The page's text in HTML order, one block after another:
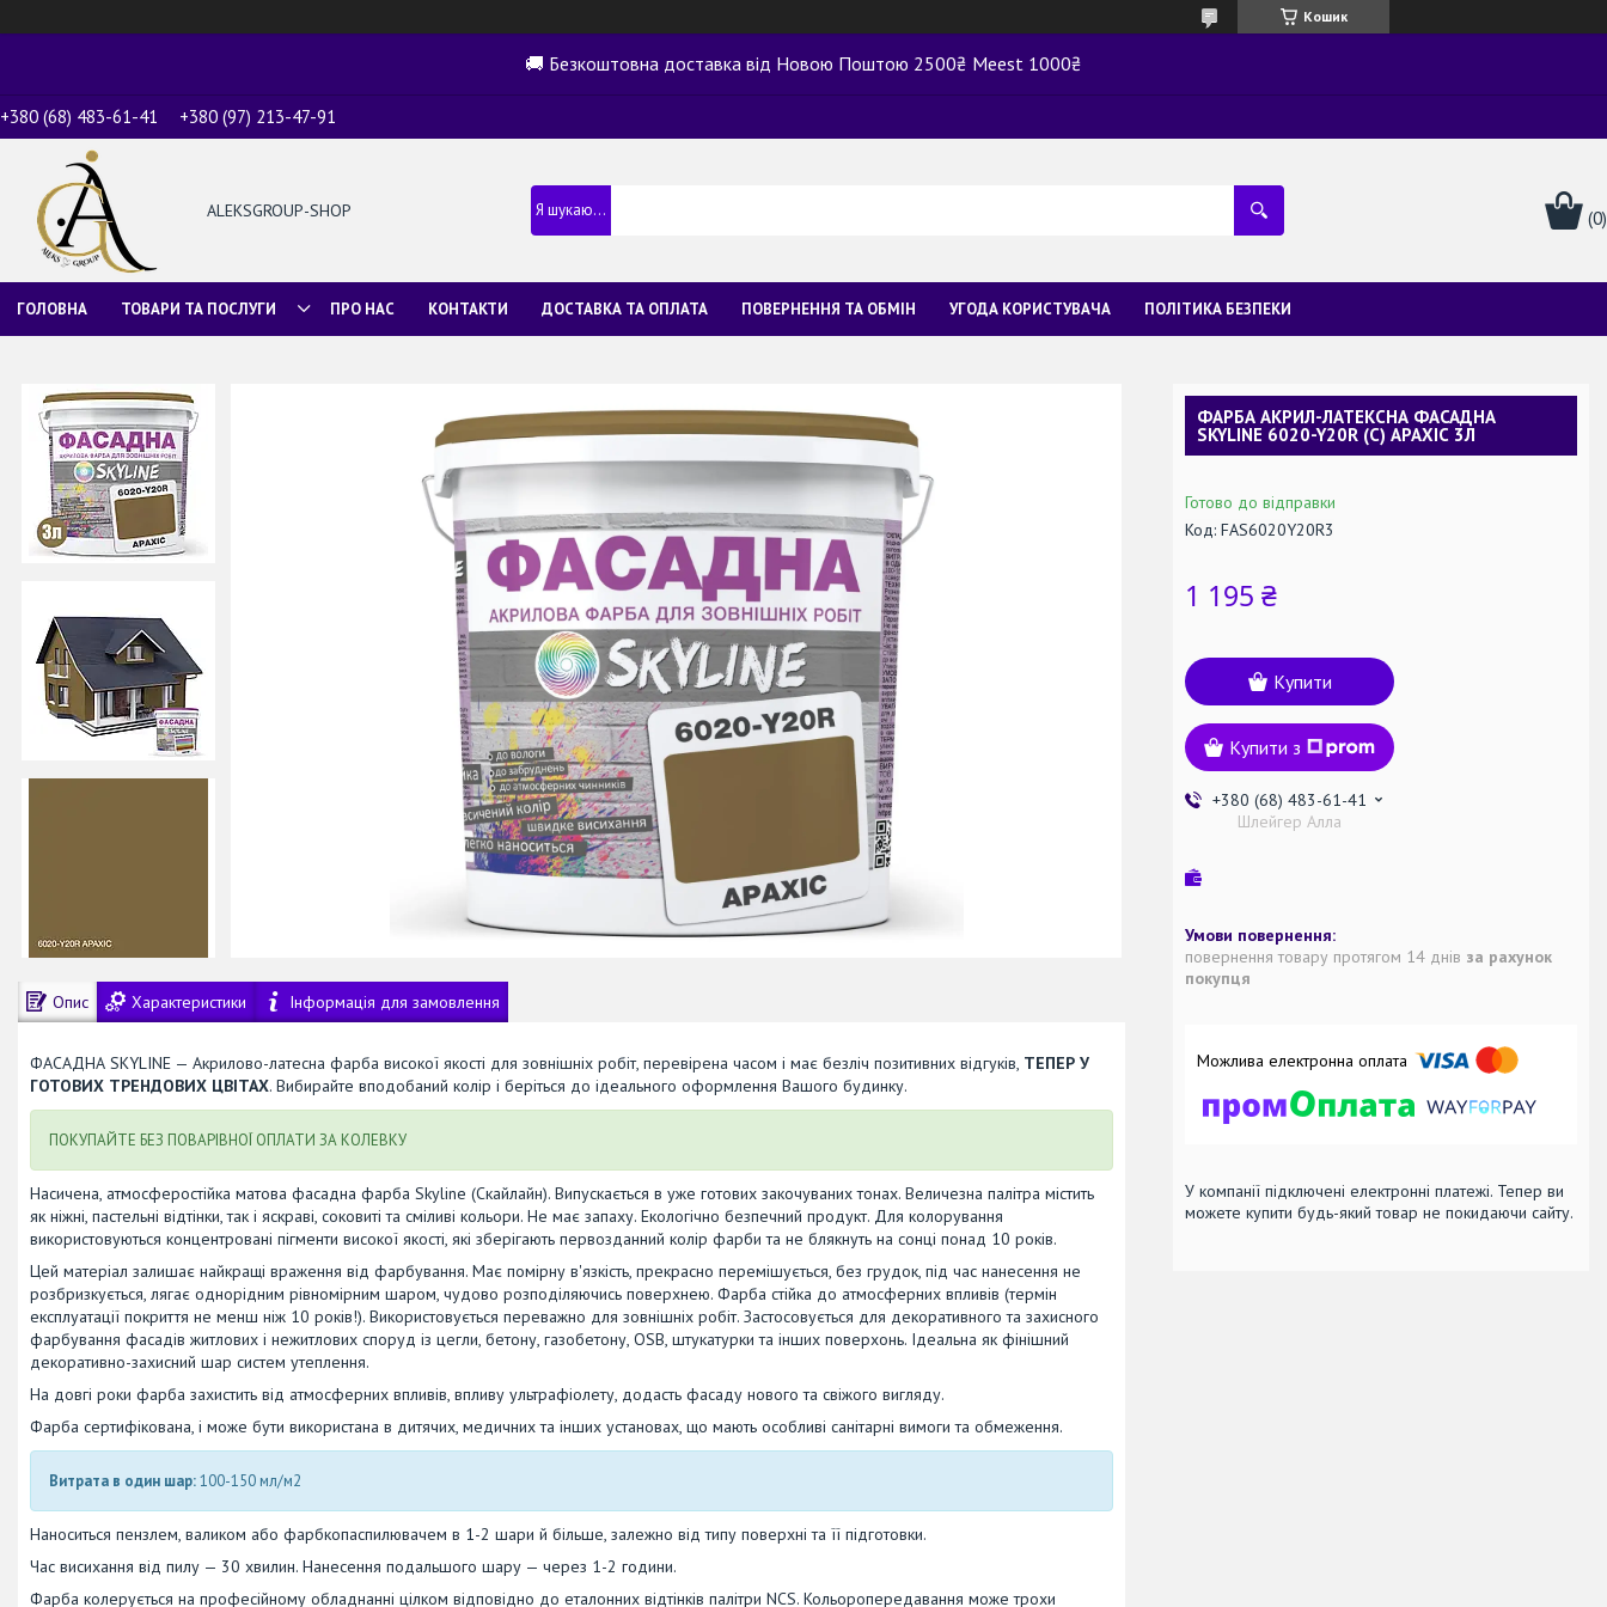
Кошик
🚚 Безкоштовна доставка від Новою Поштою 2500₴ Meest 1000₴
+380 (68) 483-61-41 +380 (97) 213-47-91
ALEKSGROUP-SHOP
ГОЛОВНА ТОВАРИ ТА ПОСЛУГИ ПРО НАС КОНТАКТИ ДОСТАВКА ТА ОПЛАТА ПОВЕРНЕННЯ ТА ОБМІН УГОДА КОРИСТУВАЧА ПОЛІТИКА БЕЗПЕКИ
Опис Характеристики Інформація для замовлення
ФАСАДНА SKYLINE — Акрилово-латесна фарба високої якості для зовнішніх робіт, перевірена часом і має безліч позитивних відгуків, ТЕПЕР У
ГОТОВИХ ТРЕНДОВИХ ЦВІТАХ. Вибирайте вподобаний колір і беріться до ідеального оформлення Вашого будинку.
ПОКУПАЙТЕ БЕЗ ПОВАРІВНОЇ ОПЛАТИ ЗА КОЛЕВКУ
Насичена, атмосферостійка матова фасадна фарба Skyline (Скайлайн). Випускається в уже готових закочуваних тонах. Величезна палітра містить
як ніжні, пастельні відтінки, так і яскраві, соковиті та сміливі кольори. Не має запаху. Екологічно безпечний продукт. Для колорування
використовуються концентровані пігменти високої якості, які зберігають первозданний колір фарби та не блякнуть на сонці понад 10 років.
Цей матеріал залишає найкращі враження від фарбування. Має помірну в'язкість, прекрасно перемішується, без грудок, під час нанесення не
розбризкується, лягає однорідним рівномірним шаром, чудово розподіляючись поверхнею. Фарба стійка до атмосферних впливів (термін
експлуатації покриття не менш ніж 10 років!). Використовується переважно для зовнішніх робіт. Застосовується для декоративного та захисного
фарбування фасадів житлових і нежитлових споруд із цегли, бетону, газобетону, OSB, штукатурки та інших поверхонь. Ідеальна як фінішний
декоративно-захисний шар систем утеплення.
На довгі роки фарба захистить від атмосферних впливів, впливу ультрафіолету, додасть фасаду нового та свіжого вигляду.
Фарба сертифікована, і може бути використана в дитячих, медичних та інших установах, що мають особливі санітарні вимоги та обмеження.
Витрата в один шар:100-150 мл/м2
Наноситься пензлем, валиком або фарбкопаспилювачем в 1-2 шари й більше, залежно від типу поверхні та її підготовки.
Час висихання від пилу — 30 хвилин. Нанесення подальшого шару — через 1-2 години.
Фарба колерується на професійному обладнанні цілком відповідно до еталонних відтінків палітри NCS. Кольоропередавання може трохи
ФАРБА АКРИЛ-ЛАТЕКСНА ФАСАДНА
SKYLINE 6020-Y20R (C) АРАХІС 3Л
Готово до відправки
Код: FAS6020Y20R3
1 195 ₴
Купити
Купити з
+380 (68) 483-61-41
Шлейгер Алла
повернення товару протягом 14 днів за рахунок
покупця
У компанії підключені електронні платежі. Тепер ви
можете купити будь-який товар не покидаючи сайту.